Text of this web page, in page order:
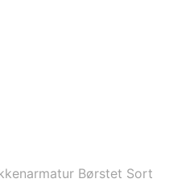
Børstet Sort